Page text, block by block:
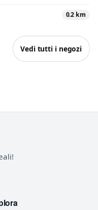
0.2 km
Vedi tutti i negozi